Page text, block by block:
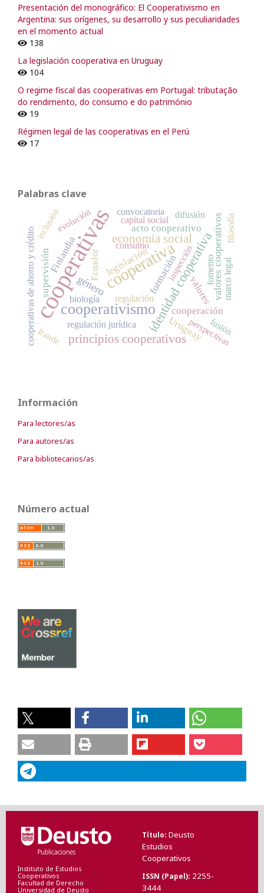
Presentación del monográfico: El Cooperativismo en
Argentina: sus orígenes, su desarrollo y sus peculiaridades
en el momento actual
138
La legislación cooperativa en Uruguay
104
O regime fiscal das cooperativas em Portugal: tributação
do rendimento, do consumo e do património
19
Régimen legal de las cooperativas en el Perú
17
Palabras clave
cooperativascooperativa
cooperativismoidentidad cooperativa
principios cooperativos
economía social
género valores cooperativos
cooperación
legislaciónformación
acto cooperativo
valores
Uruguay
Finlandia
supervisión
perspectivas
regulación
cooperativas de ahorro y crédito marco legal
capital social
Ecuador
regulación jurídica
fomento
evolución
inclusión convocatoria difusión
consumo
fraude
biología
fusión
inspección
filosofía
Información
Para lectores/as
Para autores/as
Para bibliotecarios/as
Número actual
Instituto de Estudios
Cooperativos
Facultad de Derecho
Universidad de Deusto
Título Deusto
Estudios
Cooperativos
ISSN (Papel) 2255-
3444